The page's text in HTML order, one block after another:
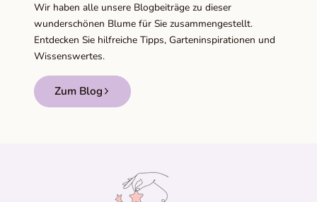
Wir haben alle unsere Blogbeiträge zu dieser
wunderschönen Blume für Sie zusammengestellt.
Entdecken Sie hilfreiche Tipps, Garteninspirationen und
Wissenswertes.
Zum Blog